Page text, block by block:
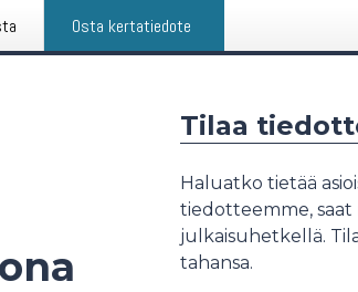
Osta kertatiedote
Tilaa
Haluatko tietää
tiedotteemme, saat
julkaisuhetkellä.
tahansa.